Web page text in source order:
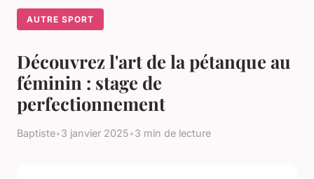
AUTRE SPORT
Découvrez l'art de la pétanque au
féminin : stage de
perfectionnement
Baptiste•3 janvier 2025•3 min de lecture